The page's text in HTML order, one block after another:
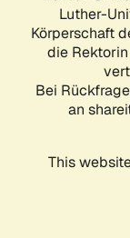
Luther-
Körperschaft
die
Bei
an
This